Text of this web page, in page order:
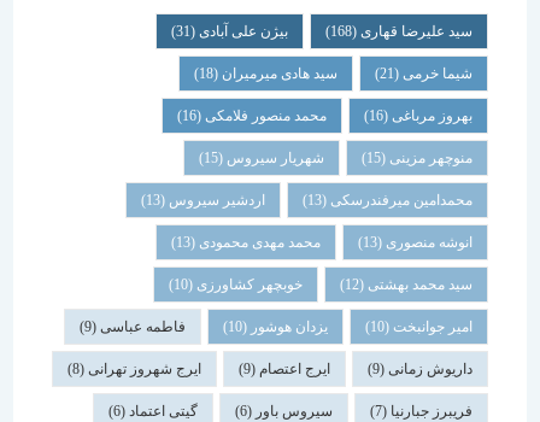
سید علیرضا قهاری(168) بیژن علی آبادی(31)
شیما خرمی(21) سید هادی میرمیران(18)
بهروز مرباغی (16) محمد منصور فلامکی (16)
منوچهر مزینی(15) شهریار سیروس(15)
محمدامین میرفندرسکی(13) اردشیر سیروس(13)
انوشه منصوری(13) محمد مهدی محمودی(13)
سید محمد بهشتی(12) خوبچهر کشاورزی(10)
امیر جوانبخت(10) یزدان هوشور(10) فاطمه عباسی(9)
داریوش زمانی(9) ایرج اعتصام(9) ایرج شهروز تهرانی(8)
فریبرز جبارنیا(7) سیروس باور(6) گیتی اعتماد(6)